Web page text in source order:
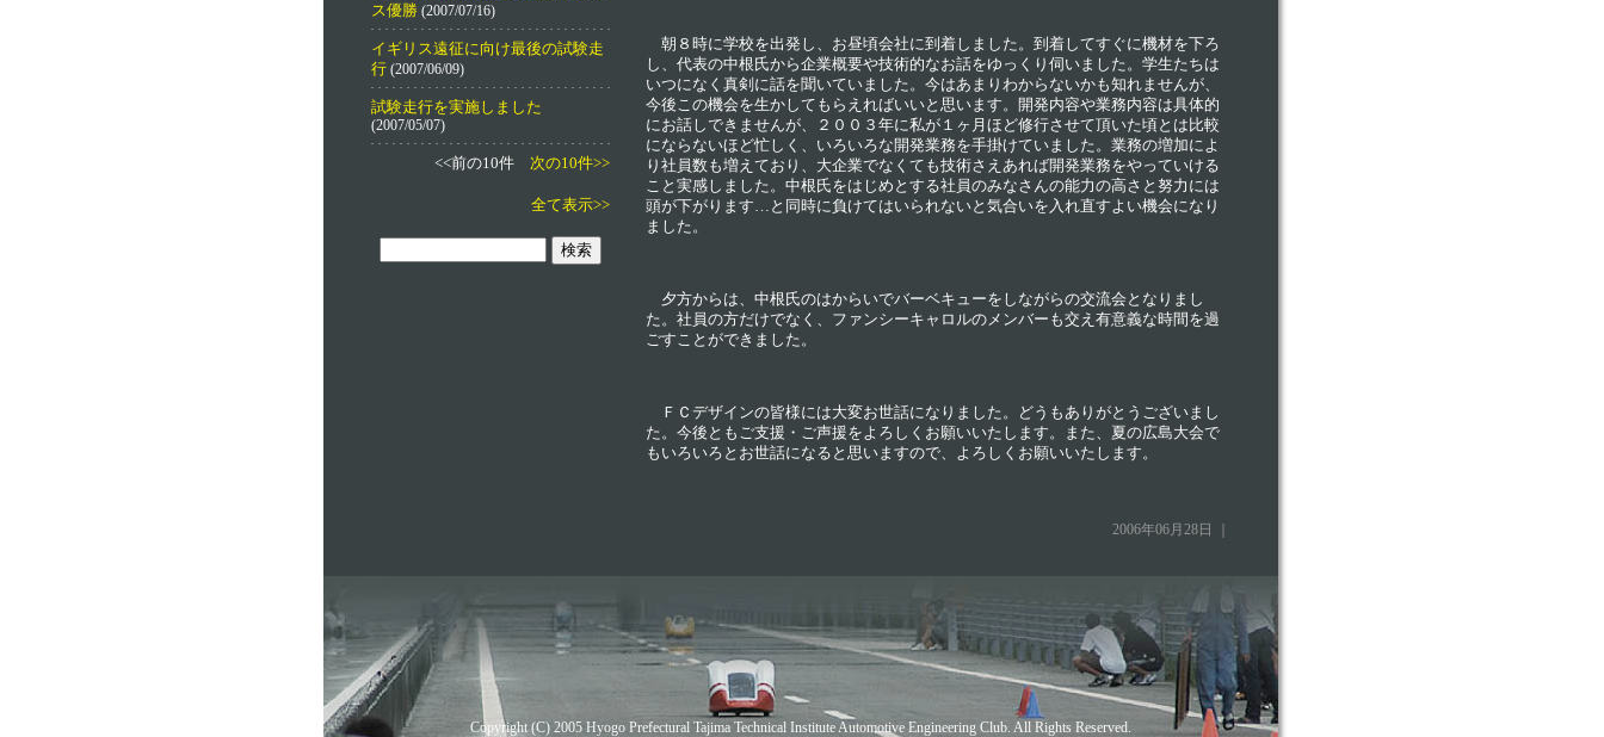
ス優勝(2007/07/16)
イギリス遠征に向け最後の試験走
行(2007/06/09)
試験走行を実施しました
(2007/05/07)
<<前の10件 次の10件>>
全て表示>>
朝８時に学校を出発し、お昼頃会社に到着しました。到着してすぐに機材を下ろ
し、代表の中根氏から企業概要や技術的なお話をゆっくり伺いました。学生たちは
いつになく真剣に話を聞いていました。今はあまりわからないかも知れませんが、
今後この機会を生かしてもらえればいいと思います。開発内容や業務内容は具体的
にお話しできませんが、２００３年に私が１ヶ月ほど修行させて頂いた頃とは比較
にならないほど忙しく、いろいろな開発業務を手掛けていました。業務の増加によ
り社員数も増えており、大企業でなくても技術さえあれば開発業務をやっていける
こと実感しました。中根氏をはじめとする社員のみなさんの能力の高さと努力には
頭が下がります…と同時に負けてはいられないと気合いを入れ直すよい機会になり
ました。
夕方からは、中根氏のはからいでバーベキューをしながらの交流会となりまし
た。社員の方だけでなく、ファンシーキャロルのメンバーも交え有意義な時間を過
ごすことができました。
ＦＣデザインの皆様には大変お世話になりました。どうもありがとうございまし
た。今後ともご支援・ご声援をよろしくお願いいたします。また、夏の広島大会で
もいろいろとお世話になると思いますので、よろしくお願いいたします。
2006年06月28日 ｜
Copyright (C) 2005 Hyogo Prefectural Tajima Technical Institute Automotive Engineering Club. All Rights Reserved.